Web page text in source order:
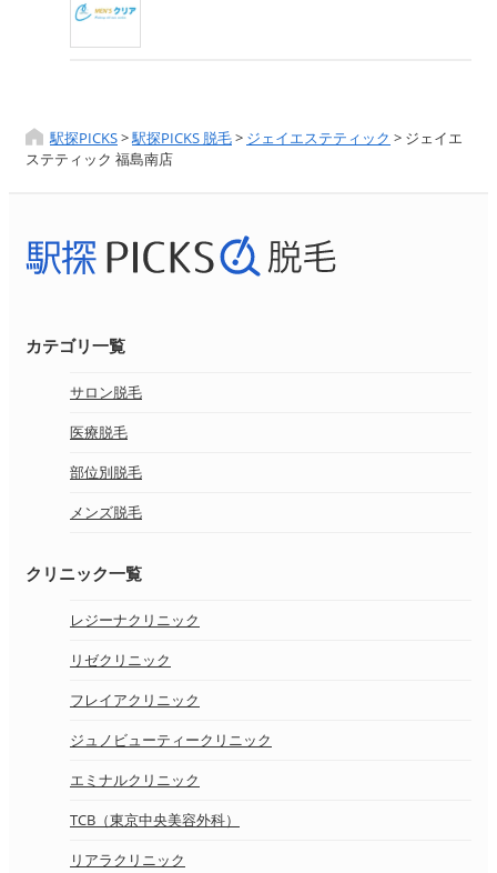
駅探PICKS>駅探PICKS 脱毛> ジェイエステティック > ジェイエ
ステティック 福島南店
カテゴリ一覧
サロン脱毛
医療脱毛
部位別脱毛
メンズ脱毛
クリニック一覧
レジーナクリニック
リゼクリニック
フレイアクリニック
ジュノビューティークリニック
エミナルクリニック
TCB（東京中央美容外科）
リアラクリニック